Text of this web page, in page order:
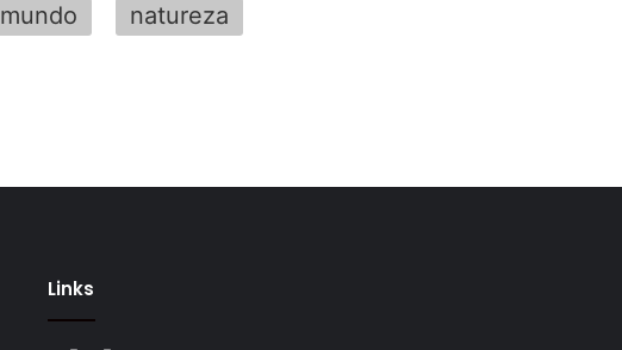
mundo
natureza
Links